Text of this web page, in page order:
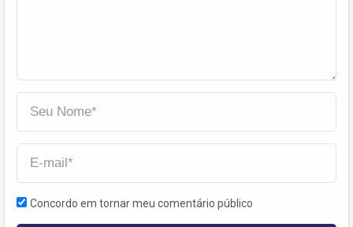
Concordo em tornar meu comentário público